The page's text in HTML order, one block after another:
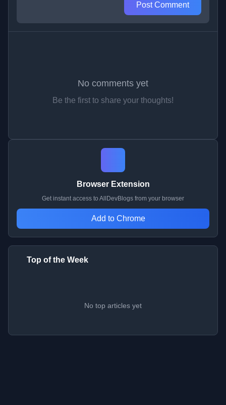
Post Comment
No comments yet
Be the first to share your thoughts!
Browser Extension
Get instant access to AllDevBlogs from your browser
Add to Chrome
Top of the Week
No top articles yet